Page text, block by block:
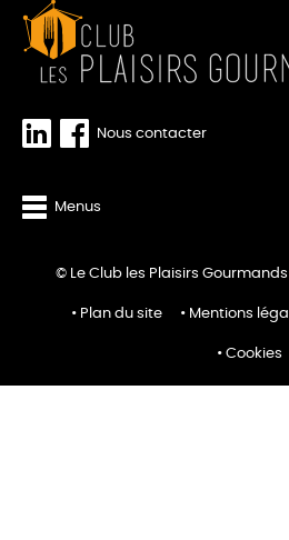
Nous contacter
Menus
© Le Club les Plaisirs Gourmands
Plan du site Mentions
Cookies